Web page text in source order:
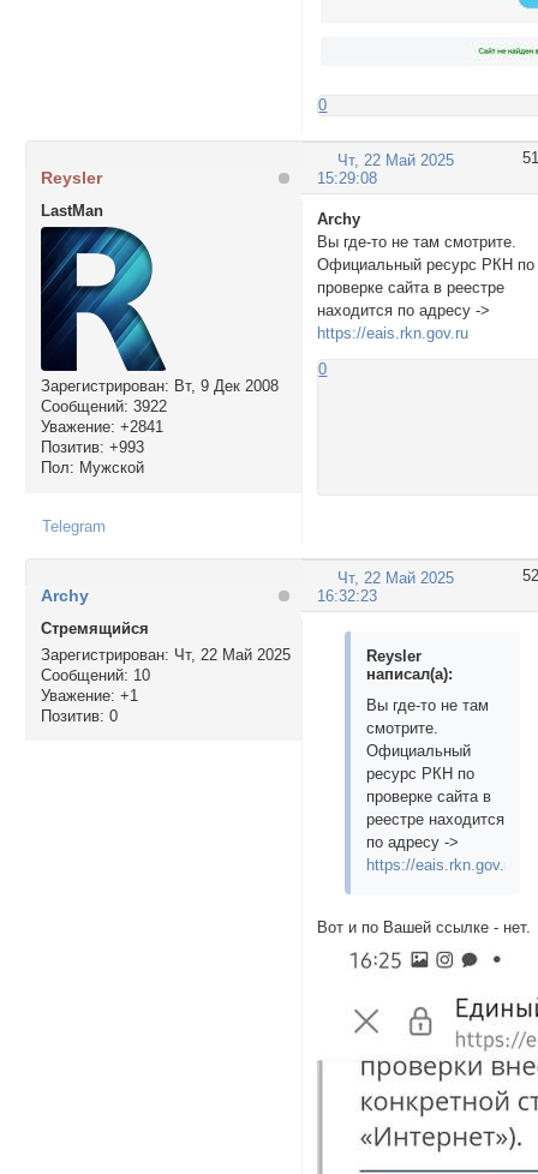
0
51
Чт, 22 Май 2025
15:29:08
Reysler
LastMan
Зарегистрирован: Вт, 9 Дек 2008
Сообщений: 3922
Уважение: +2841
Позитив: +993
Пол: Мужской
Archy
Вы где-то не там смотрите.
Официальный ресурс РКН по
проверке сайта в реестре
находится по адресу ->
https://eais.rkn.gov.ru
0
Telegram
52
Чт, 22 Май 2025
16:32:23
Archy
Стремящийся
Зарегистрирован: Чт, 22 Май 2025
Сообщений: 10
Уважение: +1
Позитив: 0
Reysler
написал(а):
Вы где-то не там
смотрите.
Официальный
ресурс РКН по
проверке сайта в
реестре находится
по адресу ->
https://eais.rkn.gov.ru
Вот и по Вашей ссылке - нет.